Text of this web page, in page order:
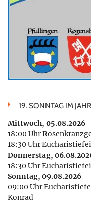
19. SONNTAG IM
Mittwoch, 05.08.2026
18:00 Uhr
18:30 Uhr
Donnerstag,
18:30 Uhr
Sonntag, 09.08.2026
09:00 Uhr
Konrad